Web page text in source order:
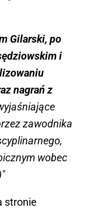
Gilarski, po
i
nagrań z
zawodnika
wobec
stronie